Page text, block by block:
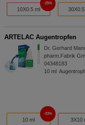
10X0.5 ml
25%
ARTELAC Augentropfen
Dr. Gerhard
pharm.Fabrik
04348183
10 ml
10 ml
33%
3X10